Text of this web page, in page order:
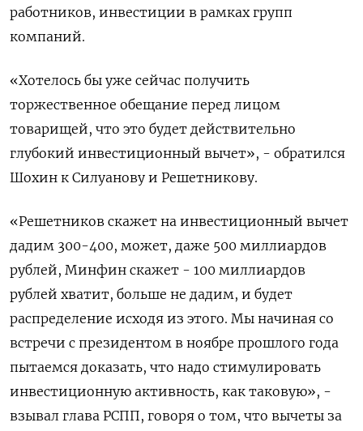
работников, инвестиции в рамках групп
компаний.
«Хотелось бы уже сейчас получить
торжественное обещание перед лицом
товарищей, что это будет действительно
глубокий инвестиционный вычет», - обратился
Шохин к Силуанову и Решетникову.
«Решетников скажет на инвестиционный вычет
дадим 300-400, может, даже 500 миллиардов
рублей, Минфин скажет - 100 миллиардов
рублей хватит, больше не дадим, и будет
распределение исходя из этого. Мы начиная со
встречи с президентом в ноябре прошлого года
пытаемся доказать, что надо стимулировать
инвестиционную активность, как таковую», -
взывал глава РСПП, говоря о том, что вычеты за